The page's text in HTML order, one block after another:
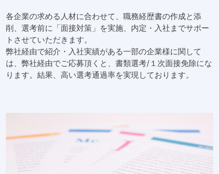
各企業の求める人材に合わせて、職務経歴書の作成と添
削、選考前に「面接対策」を実施、内定・入社までサポー
トさせていただきます。
弊社経由で紹介・入社実績がある一部の企業様に関して
は、弊社経由でご応募頂くと、書類選考/１次面接免除にな
ります。結果、高い選考通過率を実現しております。